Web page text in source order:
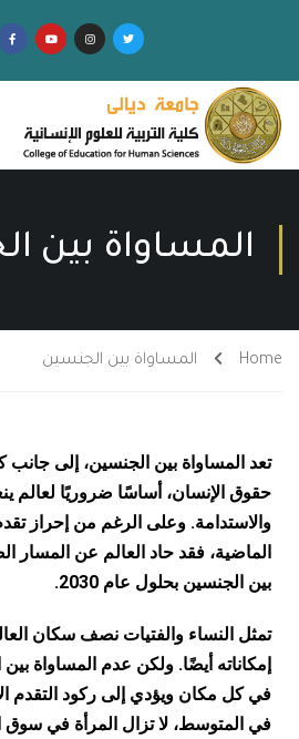
المساواة بين
Home المساواة بين الجنسين
تعد المساواة بين الجنسين، إلى
حقوق الإنسان، أساسًا ضروريًا لعالم
والاستدامة. وعلى الرغم من إحراز
الماضية، فقد حاد العالم عن المسار
بين الجنسين بحلول عام 2030.
تمثل النساء والفتيات نصف سكان
إمكاناته أيضًا. ولكن عدم المساواة بين
في كل مكان ويؤدي إلى ركود التقدم
في المتوسط، لا تزال المرأة في سوق